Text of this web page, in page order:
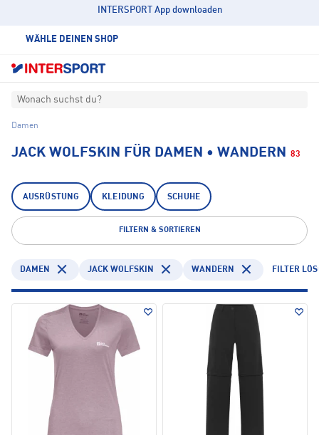
INTERSPORT App downloaden
WÄHLE DEINEN SHOP
Wonach suchst du?
Damen
JACK WOLFSKIN FÜR DAMEN • WANDERN 83
AUSRÜSTUNG KLEIDUNG SCHUHE
FILTERN & SORTIEREN
DAMEN JACK WOLFSKIN WANDERN FILTER